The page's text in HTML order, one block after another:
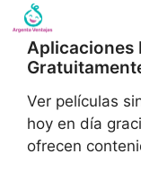
Saltar
contenido
Aplicaciones
Ver películas
hoy en día
ofrecen